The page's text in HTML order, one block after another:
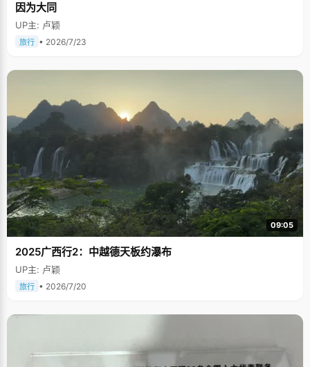
因为大同
UP主: 卢颖
旅行 • 2026/7/23
09:05
2025广西行2：中越德天板约瀑布
UP主: 卢颖
旅行 • 2026/7/20